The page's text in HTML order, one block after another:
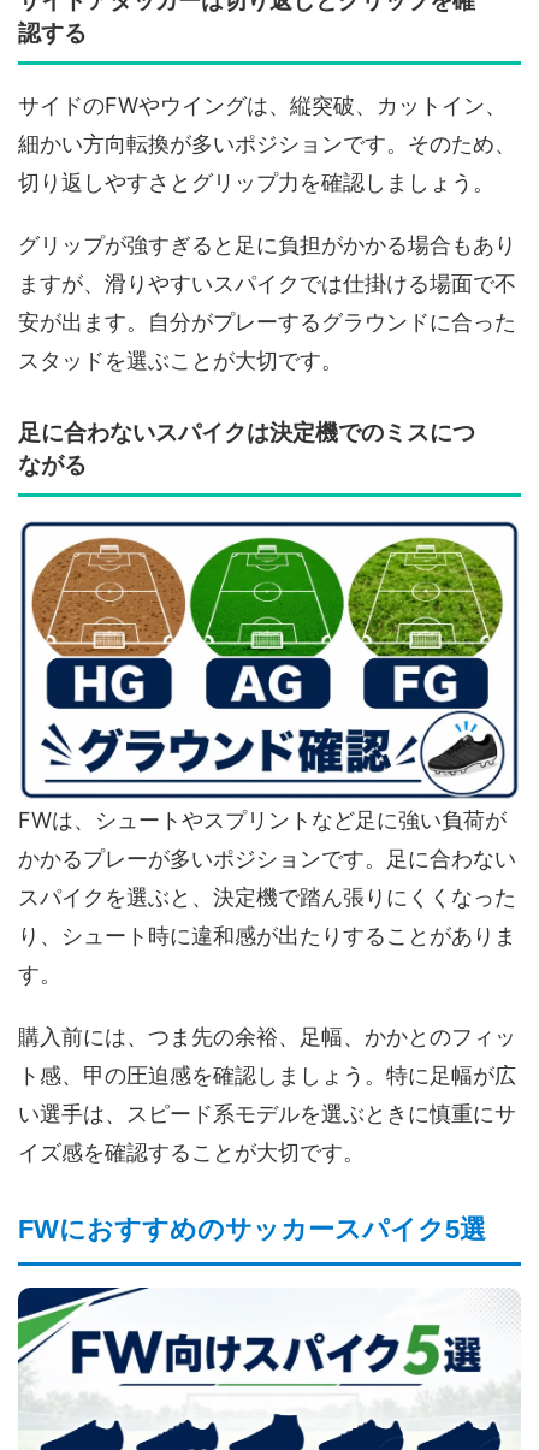
認する
サイドのFWやウイングは、縦突破、カットイン、
細かい方向転換が多いポジションです。そのため、
切り返しやすさとグリップ力を確認しましょう。
グリップが強すぎると足に負担がかかる場合もあり
ますが、滑りやすいスパイクでは仕掛ける場面で不
安が出ます。自分がプレーするグラウンドに合った
スタッドを選ぶことが大切です。
足に合わないスパイクは決定機でのミスにつ
ながる
FWは、シュートやスプリントなど足に強い負荷が
かかるプレーが多いポジションです。足に合わない
スパイクを選ぶと、決定機で踏ん張りにくくなった
り、シュート時に違和感が出たりすることがありま
す。
購入前には、つま先の余裕、足幅、かかとのフィッ
ト感、甲の圧迫感を確認しましょう。特に足幅が広
い選手は、スピード系モデルを選ぶときに慎重にサ
イズ感を確認することが大切です。
FWにおすすめのサッカースパイク5選